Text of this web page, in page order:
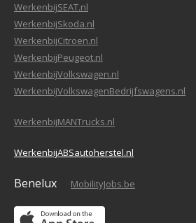
WerkenbijSEAT.nl
WerkenbijSkoda.nl
WerkenbijCitroen.nl
WerkenbijPeugeot.nl
WerkenbijVolkswagen.nl
WerkenbijVolkswagenBedrijfswagens.nl
WerkenbijMANTrucks.nl
WerkenbijABSautoherstel.nl
Benelux MobilityJobs.be